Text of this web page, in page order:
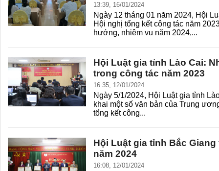
13:39, 16/01/2024
Ngày 12 tháng 01 năm 2024, Hội
Hội nghị tổng kết công tác năm
hướng, nhiệm vụ năm 2024,...
Hội Luật gia tỉnh Lào Cai:
trong công tác năm 2023
16:35, 12/01/2024
Ngày 5/1/2024, Hội Luật gia tỉnh
khai một số văn bản của Trung
tổng kết công...
Hội Luật gia tỉnh Bắc
năm 2024
16:08, 12/01/2024